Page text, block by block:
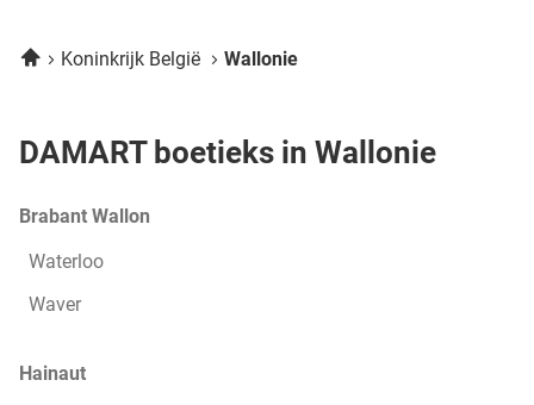
Gerpinnes
HomeKoninkrijk België Wallonie
DAMART boetieks in Wallonie
Brabant Wallon
Waterloo
Waver
Hainaut